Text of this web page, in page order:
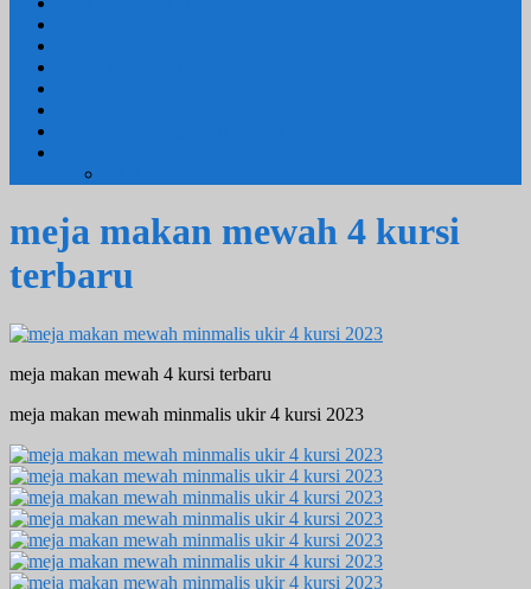
meja makan mewah 4 kursi
terbaru
meja makan mewah 4 kursi terbaru
meja makan mewah minmalis ukir 4 kursi 2023